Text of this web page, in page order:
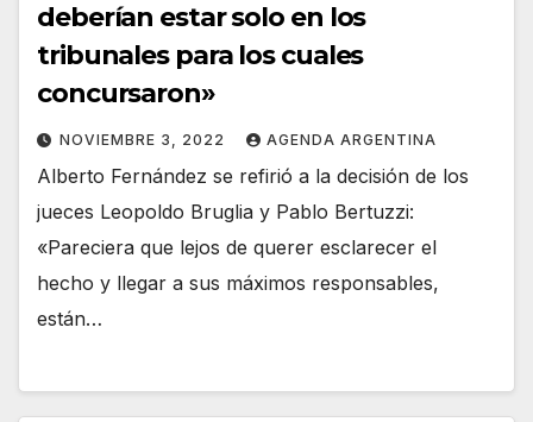
deberían estar solo en los
tribunales para los cuales
concursaron»
NOVIEMBRE 3, 2022 AGENDA ARGENTINA
Alberto Fernández se refirió a la decisión de los
jueces Leopoldo Bruglia y Pablo Bertuzzi:
«Pareciera que lejos de querer esclarecer el
hecho y llegar a sus máximos responsables,
están…